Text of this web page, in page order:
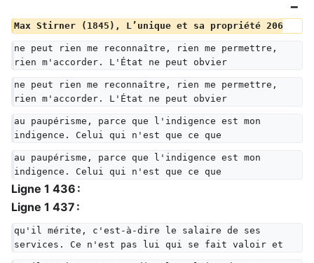
Max Stirner (1845), L’unique et sa propriété 206
ne peut rien me reconnaître, rien me permettre,
rien m'accorder. L'État ne peut obvier
ne peut rien me reconnaître, rien me permettre,
rien m'accorder. L'État ne peut obvier
au paupérisme, parce que l'indigence est mon
indigence. Celui qui n'est que ce que
au paupérisme, parce que l'indigence est mon
indigence. Celui qui n'est que ce que
Ligne 1 436 :
Ligne 1 437 :
qu'il mérite, c'est-à-dire le salaire de ses
services. Ce n'est pas lui qui se fait valoir et